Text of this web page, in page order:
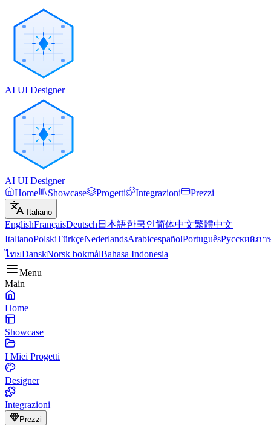
AI UI Designer
AI UI Designer
Home
Showcase Progetti Integrazioni Prezzi
Italiano
EnglishFrançaisDeutsch 日本語한국인简体中文繁體中文
ItalianoPolskiTürkçeNederlandsArabicespañolPortuguêsРусскийภา
ไทยDanskNorsk bokmålBahasa Indonesia
Menu
Main
Home
Showcase
I Miei Progetti
Designer
Integrazioni
Prezzi